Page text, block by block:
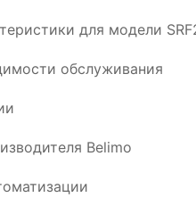
для модели
обслуживания
Belimo